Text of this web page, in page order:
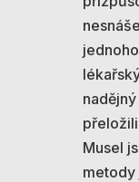
Musel
metody